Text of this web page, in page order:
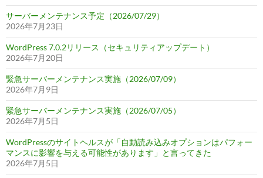
サーバーメンテナンス予定（2026/07/29）
2026年7月23日
WordPress 7.0.2リリース（セキュリティアップデート）
2026年7月20日
緊急サーバーメンテナンス実施（2026/07/09）
2026年7月9日
緊急サーバーメンテナンス実施（2026/07/05）
2026年7月5日
WordPressのサイトヘルスが「自動読み込みオプションはパフォー
マンスに影響を与える可能性があります」と言ってきた
2026年7月5日